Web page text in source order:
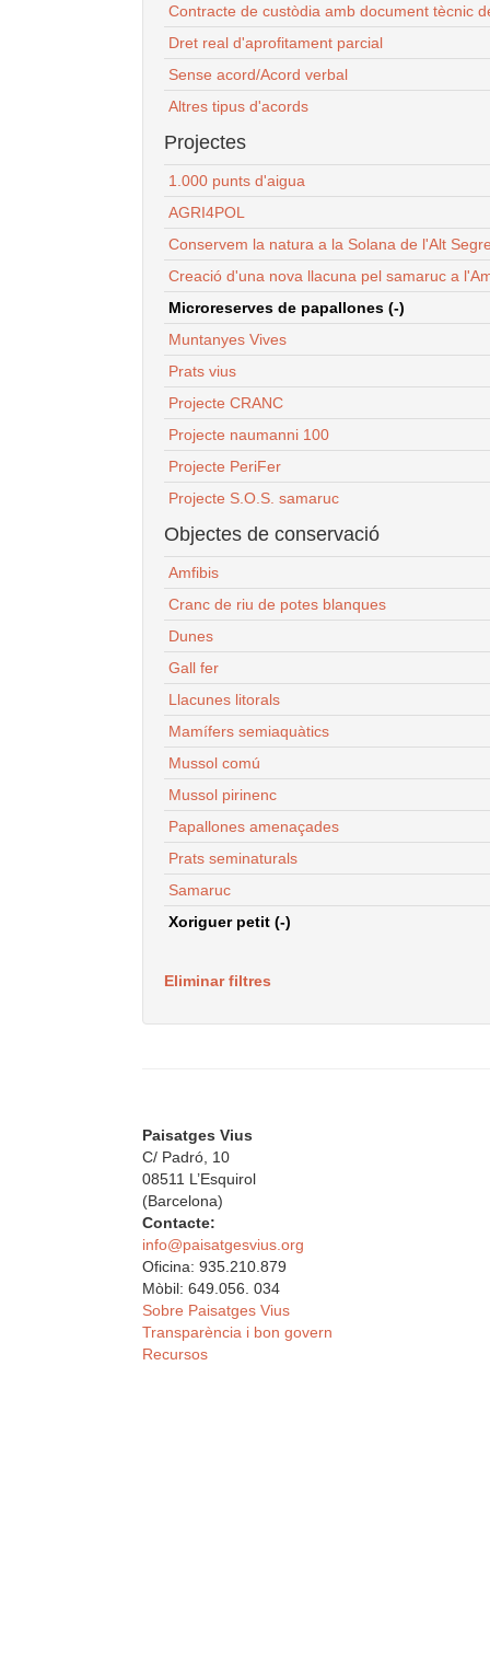
Contracte de custòdia amb document tècnic
Dret real d'aprofitament parcial
Sense acord/Acord verbal
Altres tipus d'acords
Projectes
1.000 punts d'aigua
AGRI4POL
Conservem la natura a la Solana de l'Alt
Creació d'una nova llacuna pel samaruc a
Microreserves de papallones (-)
Muntanyes Vives
Prats vius
Projecte CRANC
Projecte naumanni 100
Projecte PeriFer
Projecte S.O.S. samaruc
Objectes de conservació
Amfibis
Cranc de riu de potes blanques
Dunes
Gall fer
Llacunes litorals
Mamífers semiaquàtics
Mussol comú
Mussol pirinenc
Papallones amenaçades
Prats seminaturals
Samaruc
Xoriguer petit (-)
Eliminar filtres
Paisatges Vius
C/ Padró, 10
08511 L’Esquirol
(Barcelona)
Contacte:
info@paisatgesvius.org
Oficina: 935.210.879
Mòbil: 649.056. 034
Sobre Paisatges Vius
Transparència i bon govern
Recursos